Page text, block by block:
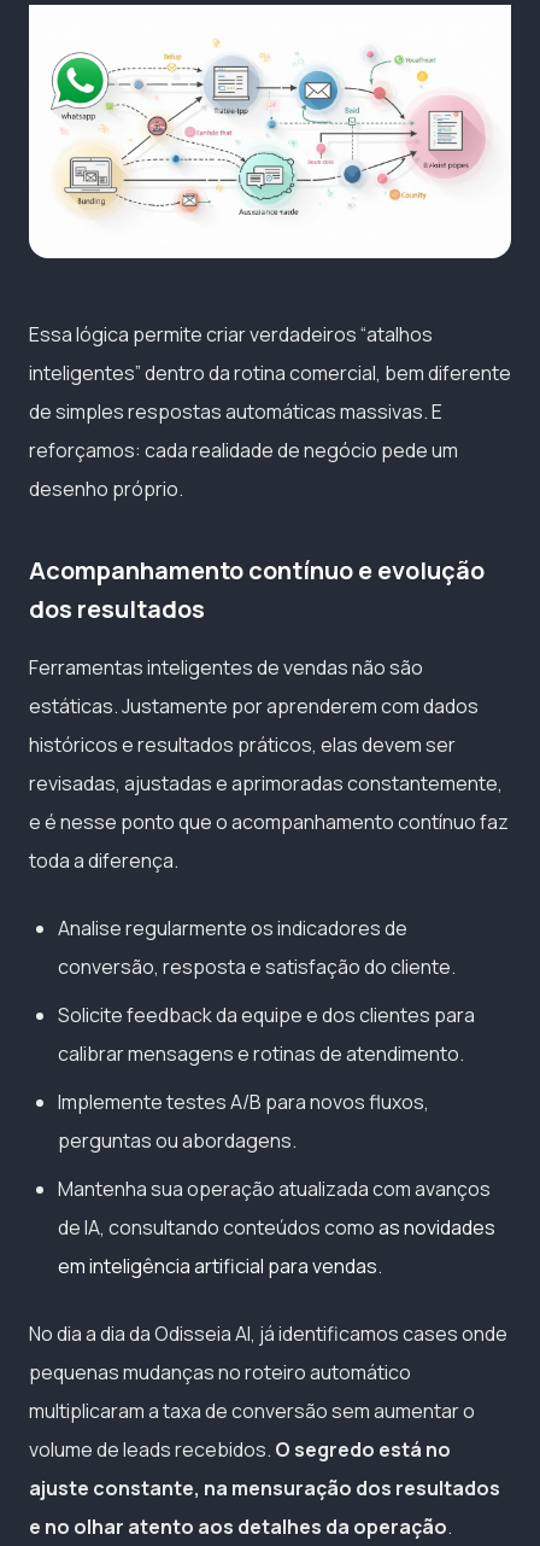
Essa lógica permite criar verdadeiros “atalhos
inteligentes” dentro da rotina comercial, bem diferente
de simples respostas automáticas massivas. E
reforçamos: cada realidade de negócio pede um
desenho próprio.
Acompanhamento contínuo e evolução
dos resultados
Ferramentas inteligentes de vendas não são
estáticas. Justamente por aprenderem com dados
históricos e resultados práticos, elas devem ser
revisadas, ajustadas e aprimoradas constantemente,
e é nesse ponto que o acompanhamento contínuo faz
toda a diferença.
Analise regularmente os indicadores de
conversão, resposta e satisfação do cliente.
Solicite feedback da equipe e dos clientes para
calibrar mensagens e rotinas de atendimento.
Implemente testes A/B para novos fluxos,
perguntas ou abordagens.
Mantenha sua operação atualizada com avanços
de IA, consultando conteúdos comoas novidades
em inteligência artificial para vendas.
No dia a dia da Odisseia AI, já identificamos cases onde
pequenas mudanças no roteiro automático
multiplicaram a taxa de conversão sem aumentar o
volume de leads recebidos. O segredo está no
ajuste constante, na mensuração dos resultados
e no olhar atento aos detalhes da operação.